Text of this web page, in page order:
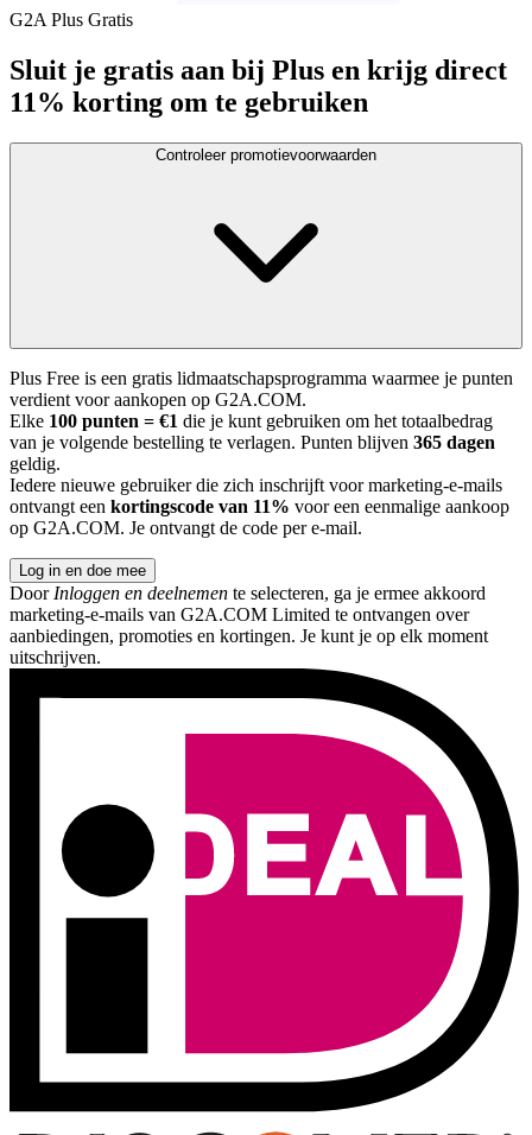
G2A Plus Gratis
Sluit je gratis aan bij Plus en krijg direct
11% korting om te gebruiken
Controleer promotievoorwaarden
Plus Free is een gratis lidmaatschapsprogramma waarmee je punten
verdient voor aankopen op G2A.COM.
Elke 100 punten = €1 die je kunt gebruiken om het totaalbedrag
van je volgende bestelling te verlagen. Punten blijven 365 dagen
geldig.
Iedere nieuwe gebruiker die zich inschrijft voor marketing-e-mails
ontvangt een kortingscode van 11% voor een eenmalige aankoop
op G2A.COM. Je ontvangt de code per e-mail.
Log in en doe mee
Door Inloggen en deelnemen te selecteren, ga je ermee akkoord
marketing-e-mails van G2A.COM Limited te ontvangen over
aanbiedingen, promoties en kortingen. Je kunt je op elk moment
uitschrijven.